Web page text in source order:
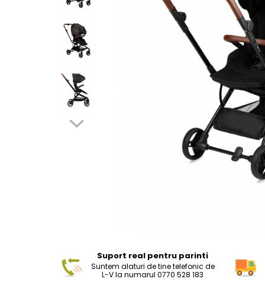
Suport real pentru parinti
Suntem alaturi de tine telefonic de
L-V la numarul 0770 528 183